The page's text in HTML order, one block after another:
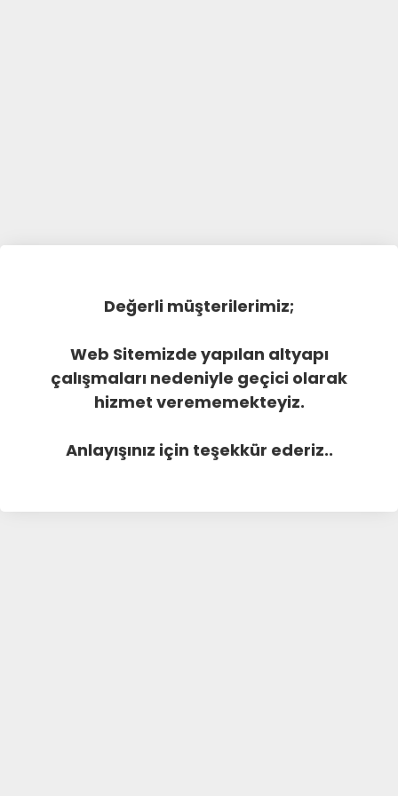
Değerli müşterilerimiz;
Web Sitemizde yapılan altyapı
çalışmaları nedeniyle geçici olarak
hizmet verememekteyiz.
Anlayışınız için teşekkür ederiz..